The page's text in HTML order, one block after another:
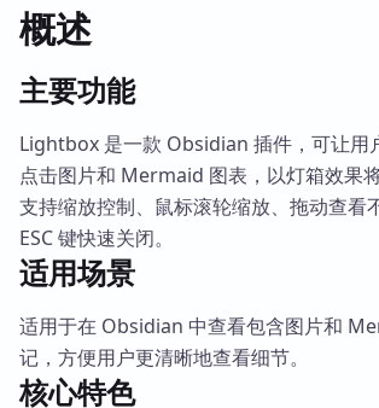
概述
主要功能
Lightbox 是一款 Obsidian 插件，可让用
点击图片和 Mermaid 图表，以灯箱效果
支持缩放控制、鼠标滚轮缩放、拖动查看
ESC 键快速关闭。
适用场景
适用于在 Obsidian 中查看包含图片和
记，方便用户更清晰地查看细节。
核心特色